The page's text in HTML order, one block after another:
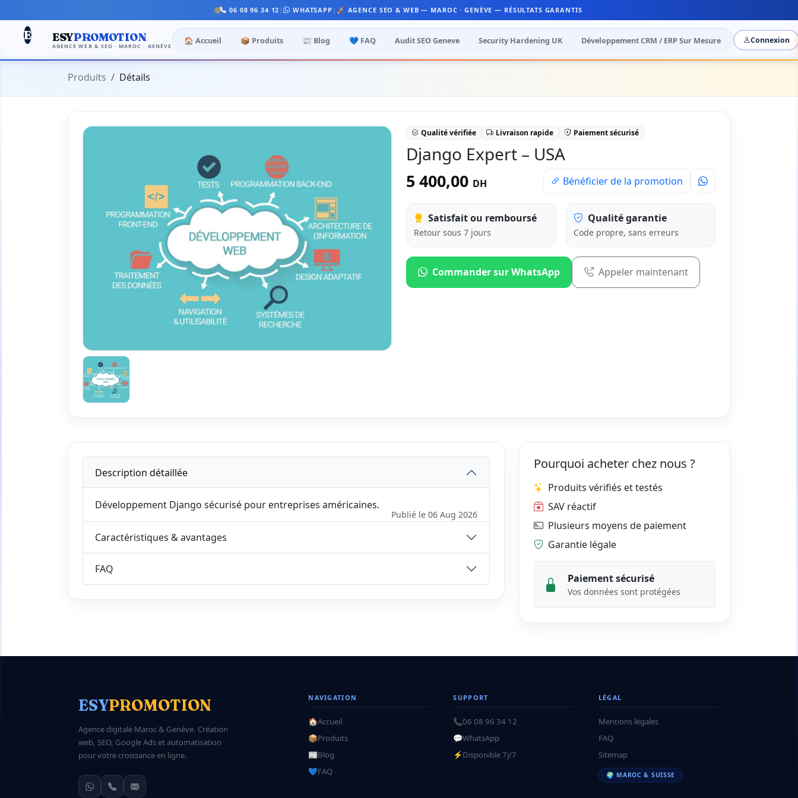
06 08 96 34 12 | WHATSAPP | 🚀 AGENCE SEO & WEB — MAROC · GENÈVE — RÉSULTATS GARANTIS
E ESYPROMOTION
AGENCE WEB & SEO · MAROC · GENÈVE
🏠 Accueil 📦 Produits 📰 Blog 💙 FAQ Audit SEO Geneve Security Hardening UK Développement CRM / ERP Sur Mesure Connexion
Produits Détails
Qualité vérifiée Livraison rapide Paiement sécurisé
Django Expert – USA
5 400,00 DH Bénéficier de la promotion
Satisfait ou remboursé
Retour sous 7 jours
Qualité garantie
Code propre, sans erreurs
Commander sur WhatsApp Appeler maintenant
Description détaillée
Développement Django sécurisé pour entreprises américaines.
Publié le 06 Aug 2026
Caractéristiques & avantages
FAQ
Pourquoi acheter chez nous ?
Produits vérifiés et testés
SAV réactif
Plusieurs moyens de paiement
Garantie légale
Paiement sécurisé
Vos données sont protégées
ESYPROMOTION
Agence digitale Maroc & Genève. Création
web, SEO, Google Ads et automatisation
pour votre croissance en ligne.
NAVIGATION
🏠Accueil
📦Produits
📰Blog
💙FAQ
SUPPORT
📞06 08 96 34 12
💬WhatsApp
⚡Disponible 7j/7
LÉGAL
Mentions légales
FAQ
Sitemap
🌍 MAROC & SUISSE